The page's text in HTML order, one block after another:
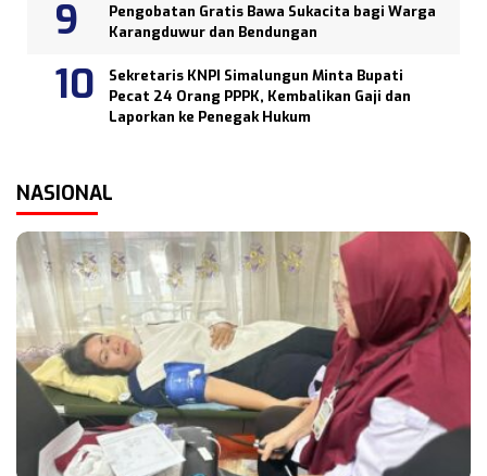
Pengobatan Gratis Bawa Sukacita bagi Warga
Karangduwur dan Bendungan
Sekretaris KNPI Simalungun Minta Bupati
Pecat 24 Orang PPPK, Kembalikan Gaji dan
Laporkan ke Penegak Hukum
NASIONAL